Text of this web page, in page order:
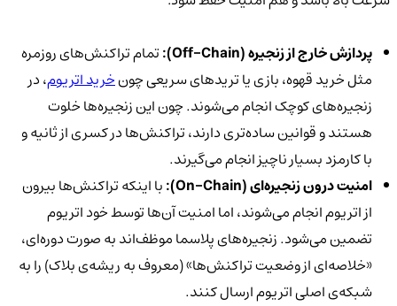
پردازش خارج از زنجیره (Off-Chain
):تمام تراکنش‌های روزمره
مثل خرید قهوه، بازی یا تریدهای سریعی چونخرید اتریوم، در
زنجیره‌های کوچک انجام می‌شوند. چون این زنجیره‌ها خلوت
هستند و قوانین ساده‌تری دارند، تراکنش‌ها در کسری از ثانیه و
با کارمزد بسیار ناچیز انجام می‌گیرند.
امنیت درون زنجیره‌ای (On-Chain
):با اینکه تراکنش‌ها بیرون
از اتریوم انجام می‌شوند، اما امنیت آن‌ها توسط خود اتریوم
تضمین می‌شود. زنجیره‌های پلاسما موظف‌اند به صورت دوره‌ای،
«خلاصه‌ای از وضعیت تراکنش‌ها» (معروف به ریشه‌ی بلاک) را به
شبکه‌ی اصلی اتریوم ارسال کنند.